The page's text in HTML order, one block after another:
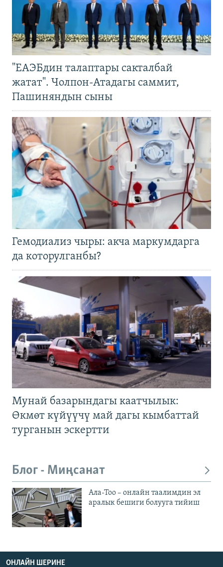
"ЕАЭБдин талаптары сакталбай
жатат". Чолпон-Атадагы саммит,
Пашиняндын сыны
Гемодиализ чыры: акча маркумдарга
да которулганбы?
Мунай базарындагы каатчылык:
Өкмөт күйүүчү май дагы кымбаттай
турганын эскертти
Блог - Миңсанат
Ала-Тоо – онлайн таалимдин эл
аралык бешиги болууга тийиш
ОНЛАЙН ШЕРИНЕ